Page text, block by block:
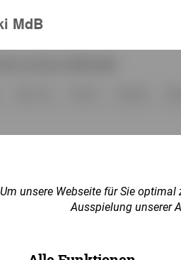
MdB
Um unsere Webseite für Sie
Ausspielung unserer